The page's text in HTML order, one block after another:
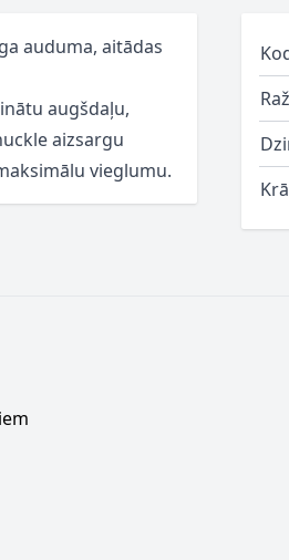
auduma, aitādas
augšdaļu,
aizsargu
vieglumu.